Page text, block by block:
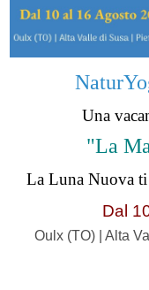
Una
"La
La Luna Nuova ti
Dal
Oulx (TO) | Alta